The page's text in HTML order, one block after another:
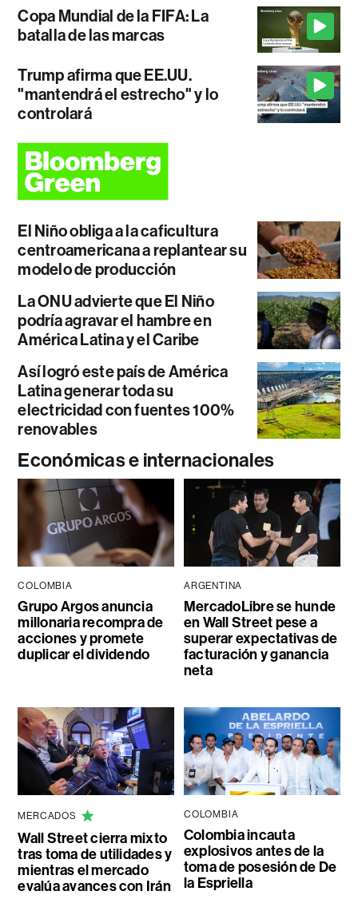
Copa Mundial de la FIFA: La
batalla de las marcas
Trump afirma que EE.UU.
"mantendrá el estrecho" y lo
controlará
El Niño obliga a la caficultura
centroamericana a replantear su
modelo de producción
La ONU advierte que El Niño
podría agravar el hambre en
América Latina y el Caribe
Así logró este país de América
Latina generar toda su
electricidad con fuentes 100%
renovables
Económicas e internacionales
COLOMBIA
Grupo Argos anuncia
millonaria recompra de
acciones y promete
duplicar el dividendo
ARGENTINA
MercadoLibre se hunde
en Wall Street pese a
superar expectativas de
facturación y ganancia
neta
MERCADOS
Wall Street cierra mixto
tras toma de utilidades y
mientras el mercado
evalúa avances con Irán
COLOMBIA
Colombia incauta
explosivos antes de la
toma de posesión de De
la Espriella